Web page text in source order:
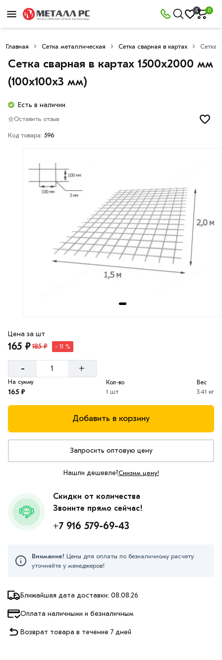
0 0
Главная Сетка металлическая Сетка сварная в картах Сетка
Сетка сварная в картах 1500х2000 мм
(100х100х3 мм)
Есть в наличии
Оставить отзыв
Код товара: 596
Ближайшая дата доставки: 08.08.26
Оплата наличными и безналичным
Возврат товара в течение 7 дней
Цена за шт
165 ₽185 ₽ - 11 %
- +
На сумму
165 ₽
Кол-во
1 шт
Вес
3.41 кг
Добавить в корзину
Запросить оптовую цену
Нашли дешевле?Снизим цену!
Скидки от количества
Звоните прямо сейчас!
+7 916 579-69-43
Внимание! Цены для оплаты по безналичному расчету
уточняйте у менеджеров!